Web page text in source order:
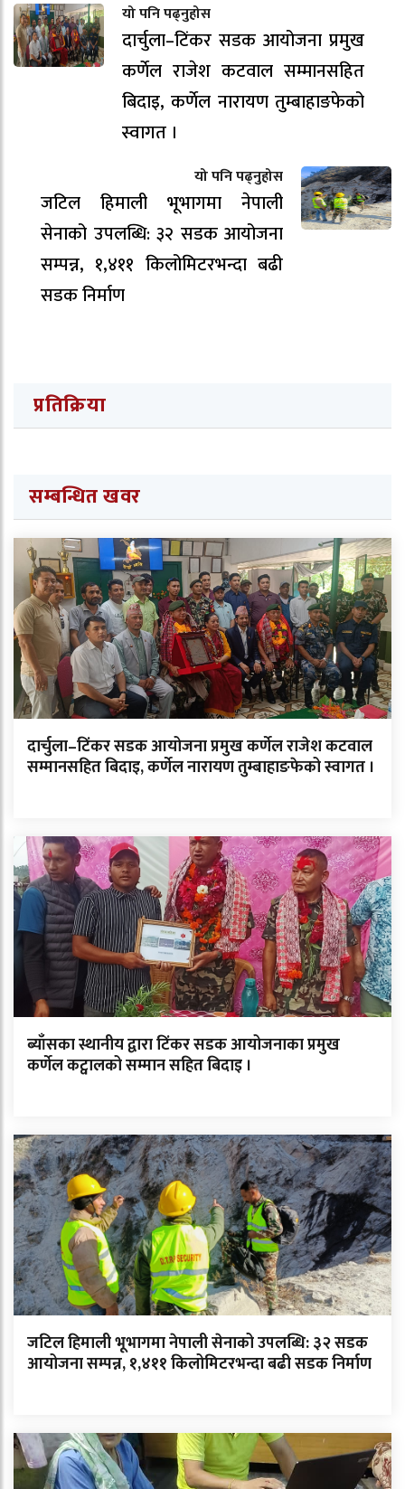
यो पनि पढ्नुहोस
दार्चुला–टिंकर सडक आयोजना प्रमुख
कर्णेल राजेश कटवाल सम्मानसहित
बिदाइ, कर्णेल नारायण तुम्बाहाङफेको
स्वागत ।
यो पनि पढ्नुहोस
जटिल हिमाली भूभागमा नेपाली
सेनाको उपलब्धि: ३२ सडक आयोजना
सम्पन्न, १,४११ किलोमिटरभन्दा बढी
सडक निर्माण
प्रतिक्रिया
सम्बन्धित खवर
दार्चुला–टिंकर सडक आयोजना प्रमुख कर्णेल राजेश कटवाल
सम्मानसहित बिदाइ, कर्णेल नारायण तुम्बाहाङफेको स्वागत ।
ब्याँसका स्थानीय द्वारा टिंकर सडक आयोजनाका प्रमुख
कर्णेल कट्वालको सम्मान सहित बिदाइ ।
जटिल हिमाली भूभागमा नेपाली सेनाको उपलब्धि: ३२ सडक
आयोजना सम्पन्न, १,४११ किलोमिटरभन्दा बढी सडक निर्माण